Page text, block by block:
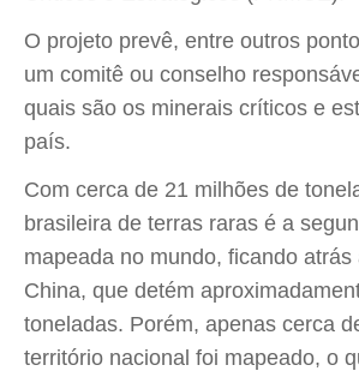
O projeto prevê, entre outros
um comitê ou conselho
quais são os minerais críticos e
país.
Com cerca de 21 milhões de
brasileira de terras raras é a
mapeada no mundo, ficando atrás
China, que detém
toneladas. Porém, apenas cerca
território nacional foi mapeado, o